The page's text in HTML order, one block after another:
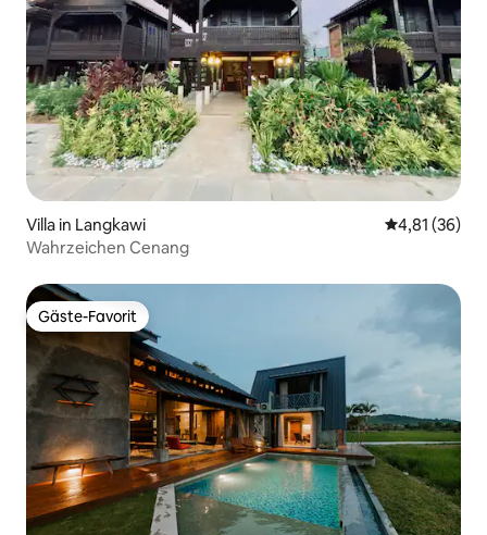
Villa in Langkawi
4,81 (36)
Wahrzeichen Cenang
Gäste-Favorit
Gäste-Favorit